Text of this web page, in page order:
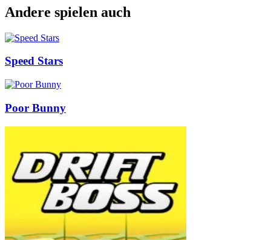
Andere spielen auch
Speed Stars
Poor Bunny